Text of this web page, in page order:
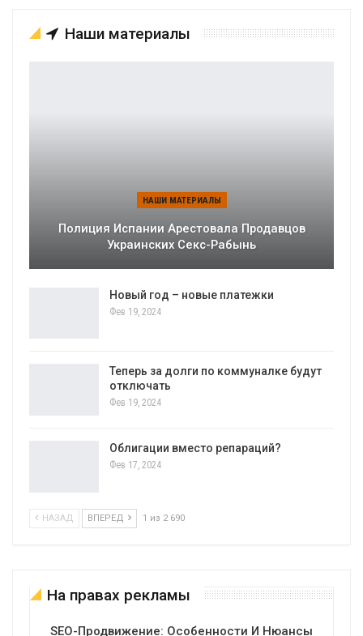
Наши материалы
НАШИ МАТЕРИАЛЫ
Полиция Испании Арестовала Продавцов
Украинских Секс-Рабынь
Новый год – новые платежки
Фев 19, 2024
Теперь за долги по коммуналке будут
отключать
Фев 19, 2024
Облигации вместо репараций?
Фев 17, 2024
НАЗАД ВПЕРЕД 1 из 2 690
На правах рекламы
SEO-Продвижение: Особенности И Нюансы